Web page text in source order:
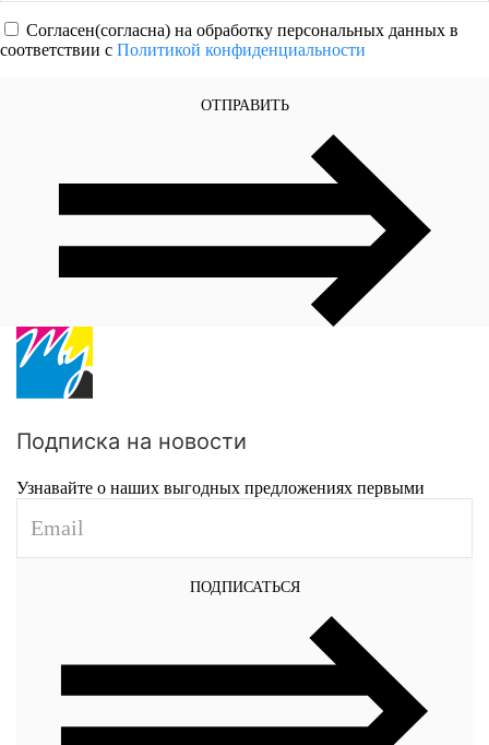
Согласен(согласна) на обработку персональных данных в
соответствии с Политикой конфиденциальности
ОТПРАВИТЬ
Подписка на новости
Узнавайте о наших выгодных предложениях первыми
ПОДПИСАТЬСЯ